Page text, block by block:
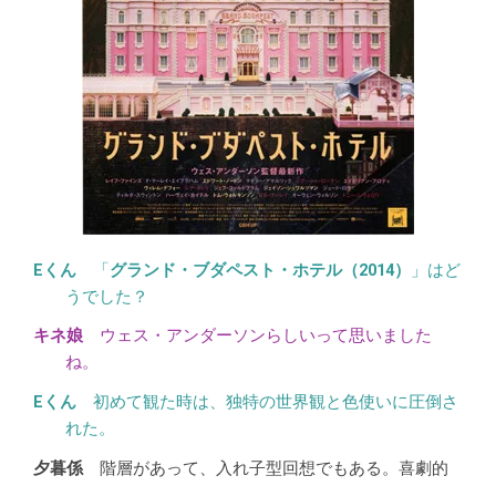
「グランド・ブダペスト・ホテル（2014）
」はど
うでした？
ウェス・アンダーソンらしいって思いました
ね。
初めて観た時は、独特の世界観と色使いに圧倒さ
れた。
階層があって、入れ子型回想でもある。喜劇的